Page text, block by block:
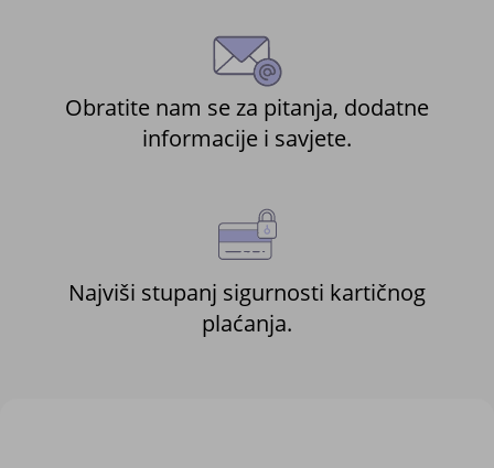
Obratite nam se za pitanja, dodatne
informacije i savjete.
Najviši stupanj sigurnosti kartičnog
plaćanja.